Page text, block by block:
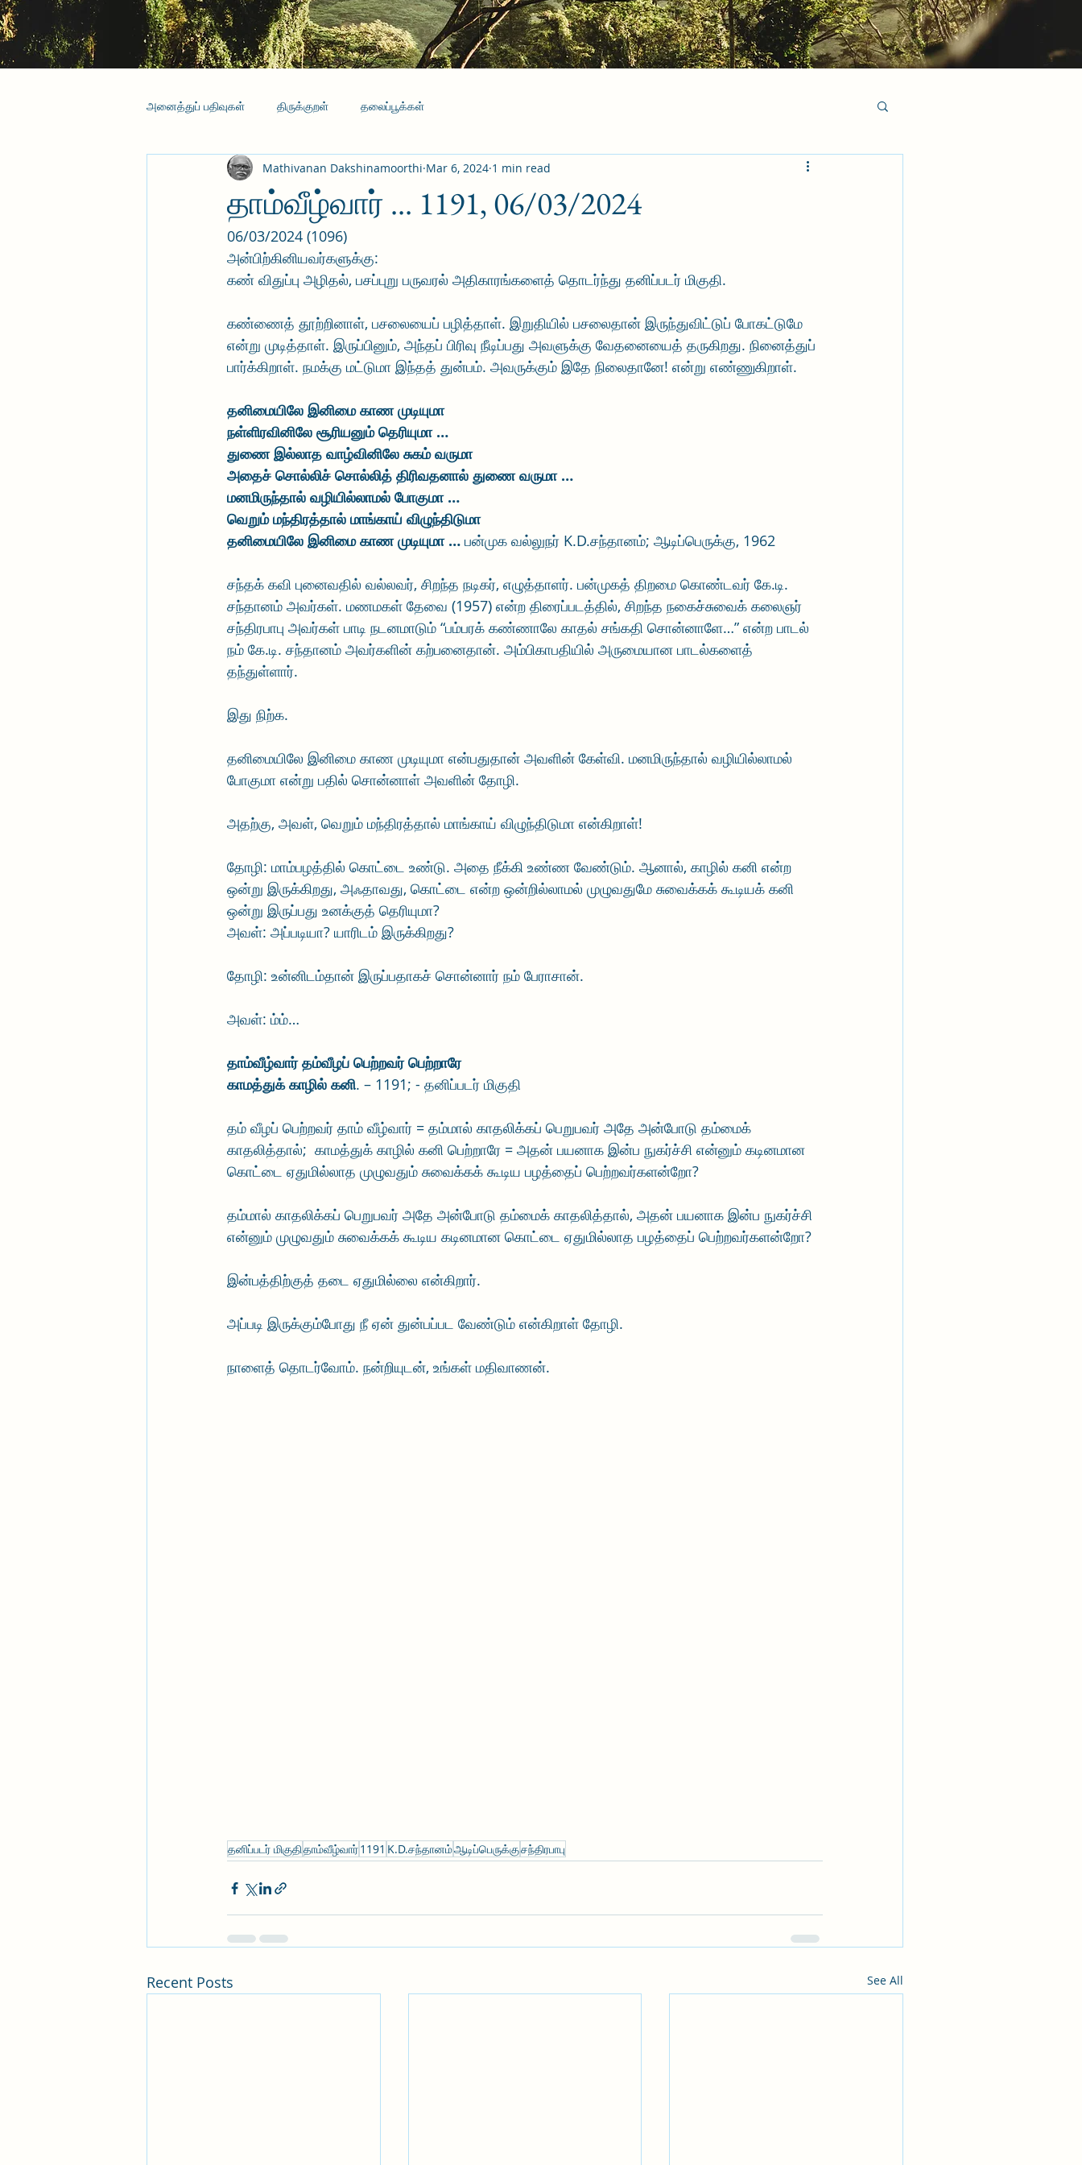
அனைத்துப் பதிவுகள் திருக்குறள் தலைப்பூக்கள்
தாம்வீழ்வார் ... 1191, 06/03/2024
Mathivanan Dakshinamoorthi Mar 6, 2024 1 min read
06/03/2024 (1096)
அன்பிற்கினியவர்களுக்கு:
கண் விதுப்பு அழிதல், பசப்புறு பருவரல் அதிகாரங்களைத் தொடர்ந்து தனிப்படர் மிகுதி.
கண்ணைத் தூற்றினாள், பசலையைப் பழித்தாள். இறுதியில் பசலைதான் இருந்துவிட்டுப் போகட்டுமே
என்று முடித்தாள். இருப்பினும், அந்தப் பிரிவு நீடிப்பது அவளுக்கு வேதனையைத் தருகிறது. நினைத்துப்
பார்க்கிறாள். நமக்கு மட்டுமா இந்தத் துன்பம். அவருக்கும் இதே நிலைதானே! என்று எண்ணுகிறாள்.
தனிமையிலே இனிமை காண முடியுமா
நள்ளிரவினிலே சூரியனும் தெரியுமா …
துணை இல்லாத வாழ்வினிலே சுகம் வருமா
அதைச் சொல்லிச் சொல்லித் திரிவதனால் துணை வருமா …
மனமிருந்தால் வழியில்லாமல் போகுமா …
வெறும் மந்திரத்தால் மாங்காய் விழுந்திடுமா
தனிமையிலே இனிமை காண முடியுமா … பன்முக வல்லுநர் K.D.சந்தானம்; ஆடிப்பெருக்கு, 1962
சந்தக் கவி புனைவதில் வல்லவர், சிறந்த நடிகர், எழுத்தாளர். பன்முகத் திறமை கொண்டவர் கே.டி.
சந்தானம் அவர்கள். மணமகள் தேவை (1957) என்ற திரைப்படத்தில், சிறந்த நகைச்சுவைக் கலைஞர்
சந்திரபாபு அவர்கள் பாடி நடனமாடும் “பம்பரக் கண்ணாலே காதல் சங்கதி சொன்னாளே…” என்ற பாடல்
நம் கே.டி. சந்தானம் அவர்களின் கற்பனைதான். அம்பிகாபதியில் அருமையான பாடல்களைத்
தந்துள்ளார்.
இது நிற்க.
தனிமையிலே இனிமை காண முடியுமா என்பதுதான் அவளின் கேள்வி. மனமிருந்தால் வழியில்லாமல்
போகுமா என்று பதில் சொன்னாள் அவளின் தோழி.
அதற்கு, அவள், வெறும் மந்திரத்தால் மாங்காய் விழுந்திடுமா என்கிறாள்!
தோழி: மாம்பழத்தில் கொட்டை உண்டு. அதை நீக்கி உண்ண வேண்டும். ஆனால், காழில் கனி என்ற
ஒன்று இருக்கிறது, அஃதாவது, கொட்டை என்ற ஒன்றில்லாமல் முழுவதுமே சுவைக்கக் கூடியக் கனி
ஒன்று இருப்பது உனக்குத் தெரியுமா?
அவள்: அப்படியா? யாரிடம் இருக்கிறது?
தோழி: உன்னிடம்தான் இருப்பதாகச் சொன்னார் நம் பேராசான்.
அவள்: ம்ம்…
தாம்வீழ்வார் தம்வீழப் பெற்றவர் பெற்றாரே
காமத்துக் காழில் கனி. – 1191; - தனிப்படர் மிகுதி
தம் வீழப் பெற்றவர் தாம் வீழ்வார் = தம்மால் காதலிக்கப் பெறுபவர் அதே அன்போடு தம்மைக்
காதலித்தால்;  காமத்துக் காழில் கனி பெற்றாரே = அதன் பயனாக இன்ப நுகர்ச்சி என்னும் கடினமான
கொட்டை ஏதுமில்லாத முழுவதும் சுவைக்கக் கூடிய பழத்தைப் பெற்றவர்களன்றோ?
தம்மால் காதலிக்கப் பெறுபவர் அதே அன்போடு தம்மைக் காதலித்தால், அதன் பயனாக இன்ப நுகர்ச்சி
என்னும் முழுவதும் சுவைக்கக் கூடிய கடினமான கொட்டை ஏதுமில்லாத பழத்தைப் பெற்றவர்களன்றோ?
இன்பத்திற்குத் தடை ஏதுமில்லை என்கிறார்.
அப்படி இருக்கும்போது நீ ஏன் துன்பப்பட வேண்டும் என்கிறாள் தோழி.
நாளைத் தொடர்வோம். நன்றியுடன், உங்கள் மதிவாணன்.
தனிப்படர் மிகுதிதாம்வீழ்வார்1191 K.D.சந்தானம்ஆடிப்பெருக்குசந்திரபாபு
Recent Posts See All